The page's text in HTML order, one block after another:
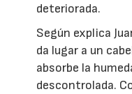
deteriorada.
Según explica
da lugar a un
absorbe la
descontrolada.